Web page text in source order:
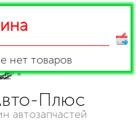
Плюс
автозапчастей
нет товаров